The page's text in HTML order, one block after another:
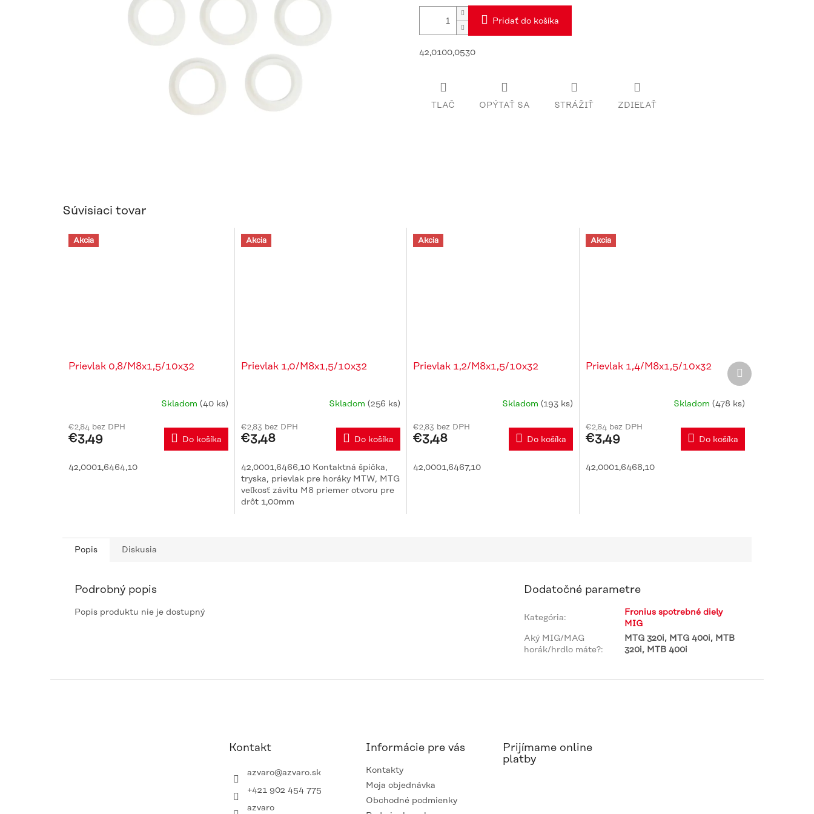
Pridať do košíka
42,0100,0530
TLAČ OPÝTAŤ SA STRÁŽIŤ ZDIEĽAŤ
Súvisiaci tovar
Akcia
Prievlak 0,8/M8x1,5/10x32
Skladom (40 ks)
€2,84 bez DPH
€3,49 Do košíka
42,0001,6464,10
Akcia
Prievlak 1,0/M8x1,5/10x32
Skladom (256 ks)
€2,83 bez DPH
€3,48 Do košíka
42,0001,6466,10 Kontaktná špička,
tryska, prievlak pre horáky MTW, MTG
veľkosť závitu M8 priemer otvoru pre
drôt 1,00mm
Akcia
Prievlak 1,2/M8x1,5/10x32
Skladom (193 ks)
€2,83 bez DPH
€3,48 Do košíka
42,0001,6467,10
Akcia
Prievlak 1,4/M8x1,5/10x32
Skladom (478 ks)
€2,84 bez DPH
€3,49 Do košíka
42,0001,6468,10
Ďalší
produkt
Popis Diskusia
Podrobný popis
Popis produktu nie je dostupný
Dodatočné parametre
Kategória:
Fronius spotrebné diely
MIG
Aký MIG/MAG
horák/hrdlo máte?:
MTG 320i, MTG 400i, MTB
320i, MTB 400i
Kontakt
azvaro@azvaro.sk
+421 902 454 775
azvaro
Informácie pre vás
Kontakty
Moja objednávka
Obchodné podmienky
Prijímame online
platby